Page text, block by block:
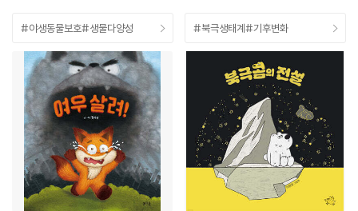
#야생동물보호#생물다양성 #북극생태계#기후변화